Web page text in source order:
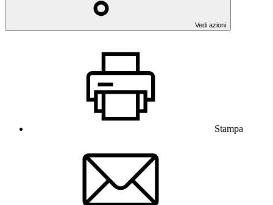
Vedi azioni
Stampa